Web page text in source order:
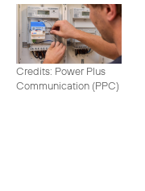
Credits: Power Plus
Communication (PPC)